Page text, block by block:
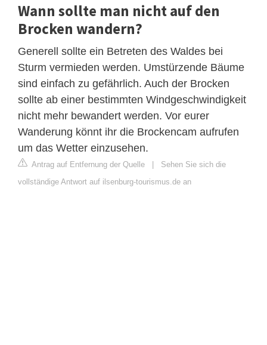
Wann sollte man nicht auf den
Brocken wandern?
Generell sollte ein Betreten des Waldes bei
Sturm vermieden werden. Umstürzende Bäume
sind einfach zu gefährlich. Auch der Brocken
sollte ab einer bestimmten Windgeschwindigkeit
nicht mehr bewandert werden. Vor eurer
Wanderung könnt ihr die Brockencam aufrufen
um das Wetter einzusehen.
Antrag auf Entfernung der Quelle | Sehen Sie sich die
vollständige Antwort auf ilsenburg-tourismus.de an